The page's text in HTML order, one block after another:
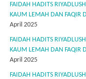
FAIDAH HADITS
KAUM LEMAH DAN FAQIR
April 2025
FAIDAH HADITS
KAUM LEMAH DAN FAQIR
April 2025
FAIDAH HADITS